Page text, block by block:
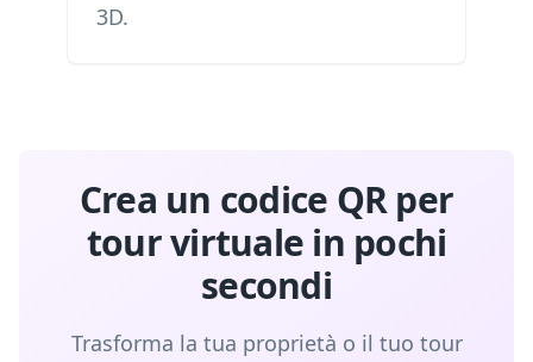
3D.
Crea un codice QR per
tour virtuale in pochi
secondi
Trasforma la tua proprietà o il tuo tour